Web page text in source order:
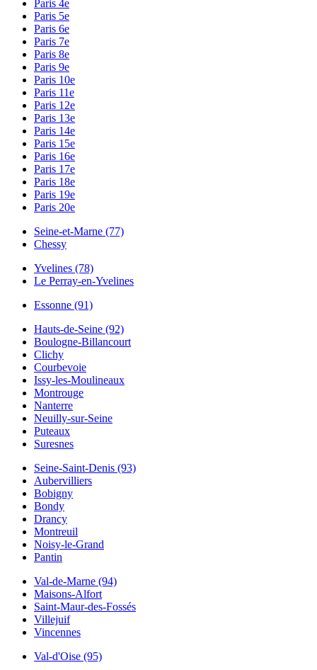
Paris 4e
Paris 5e
Paris 6e
Paris 7e
Paris 8e
Paris 9e
Paris 10e
Paris 11e
Paris 12e
Paris 13e
Paris 14e
Paris 15e
Paris 16e
Paris 17e
Paris 18e
Paris 19e
Paris 20e
Seine-et-Marne (77)
Chessy
Yvelines (78)
Le Perray-en-Yvelines
Essonne (91)
Hauts-de-Seine (92)
Boulogne-Billancourt
Clichy
Courbevoie
Issy-les-Moulineaux
Montrouge
Nanterre
Neuilly-sur-Seine
Puteaux
Suresnes
Seine-Saint-Denis (93)
Aubervilliers
Bobigny
Bondy
Drancy
Montreuil
Noisy-le-Grand
Pantin
Val-de-Marne (94)
Maisons-Alfort
Saint-Maur-des-Fossés
Villejuif
Vincennes
Val-d'Oise (95)